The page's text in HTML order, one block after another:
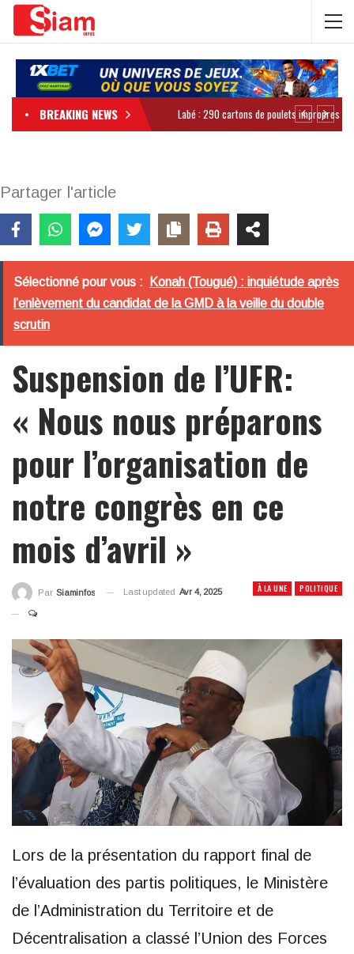
BREAKING NEWS
Partager l'article
Sélectionné pour vous :
Konah (Tougué) : inquiétude après
l’enlèvement du candidat de la GMD à la veille du double
scrutin
Suspension de l’UFR:
« Nous nous préparons
pour l’organisation de
notre congrès en ce
mois d’avril »
À LA UNE POLITIQUE
Par Siaminfos Last updated Avr 4, 2025
Lors de la présentation du rapport final de
l’évaluation des partis politiques, le Ministère
de l’Administration du Territoire et de
Décentralisation a classé l’Union des Forces